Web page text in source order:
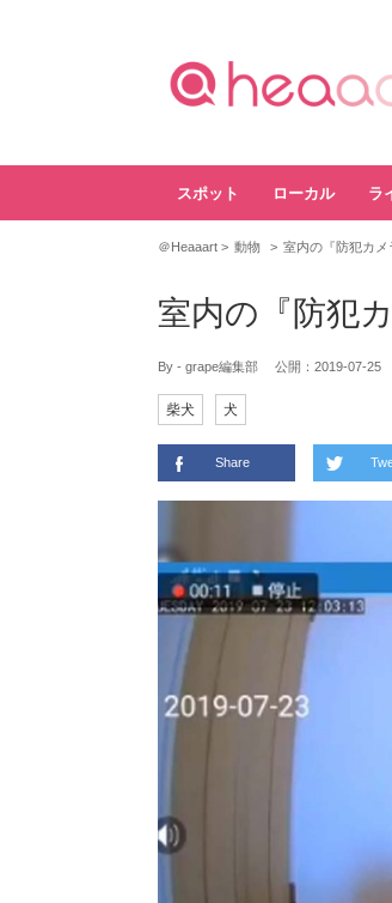
スポット ローカル ラ
＠Heaaart 動物 室内の『防犯カ
室内の『防犯
By - grape編集部 公開： 2019-07-25
柴犬 犬
Share